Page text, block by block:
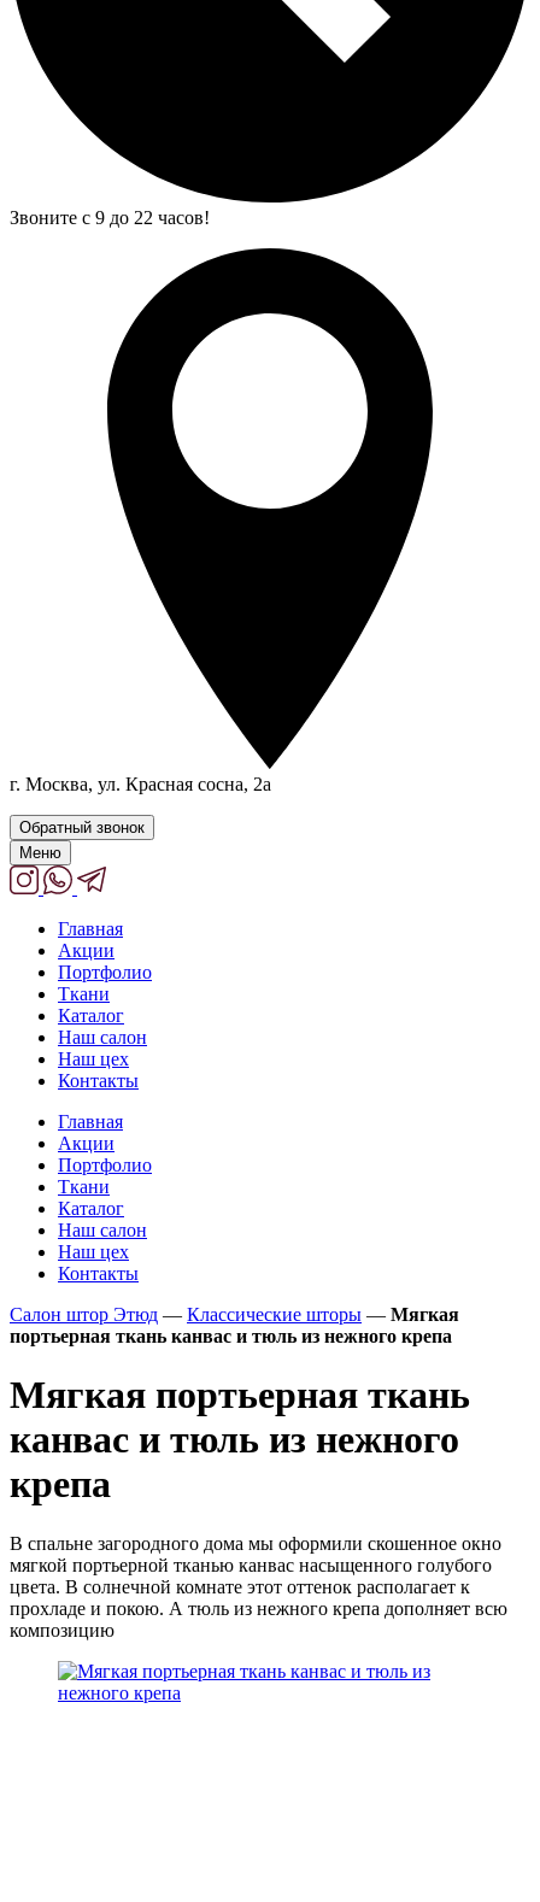
Звоните с 9 до 22 часов!
г. Москва, ул. Красная сосна, 2а
Обратный звонок
Меню
Главная
Акции
Портфолио
Ткани
Каталог
Наш салон
Наш цех
Контакты
Главная
Акции
Портфолио
Ткани
Каталог
Наш салон
Наш цех
Контакты
Салон штор Этюд — Классические шторы — Мягкая
портьерная ткань канвас и тюль из нежного крепа
Мягкая портьерная ткань
канвас и тюль из нежного
крепа
В спальне загородного дома мы оформили скошенное окно
мягкой портьерной тканью канвас насыщенного голубого
цвета. В солнечной комнате этот оттенок располагает к
прохладе и покою. А тюль из нежного крепа дополняет всю
композицию